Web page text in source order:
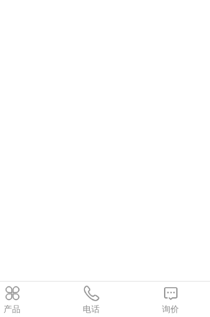
产品 电话 询价